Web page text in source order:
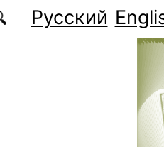
Русский